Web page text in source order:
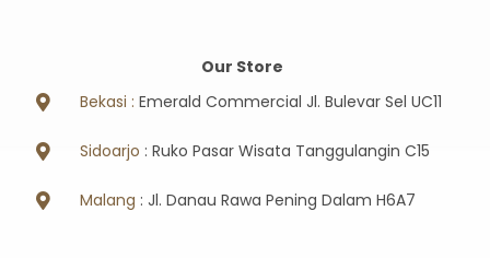
Our Store
Bekasi : Emerald Commercial Jl. Bulevar Sel UC11
Sidoarjo : Ruko Pasar Wisata Tanggulangin C15
Malang : Jl. Danau Rawa Pening Dalam H6A7